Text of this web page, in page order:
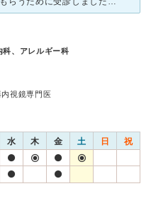
科、アレルギー科
視鏡専門医
水 木 金 土 日 祝